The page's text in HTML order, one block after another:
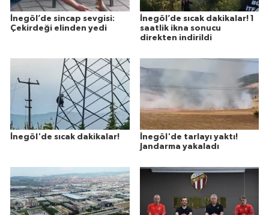
İnegöl’de sincap sevgisi:
Çekirdeği elinden yedi
İnegöl’de sıcak dakikalar! 1
saatlik ikna sonucu
direkten indirildi
İnegöl'de sıcak dakikalar!
İnegöl'de tarlayı yaktı!
Jandarma yakaladı